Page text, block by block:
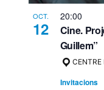
OCT.
12
20:00
Cine.
Guillem”
CENTRE
Invitacions